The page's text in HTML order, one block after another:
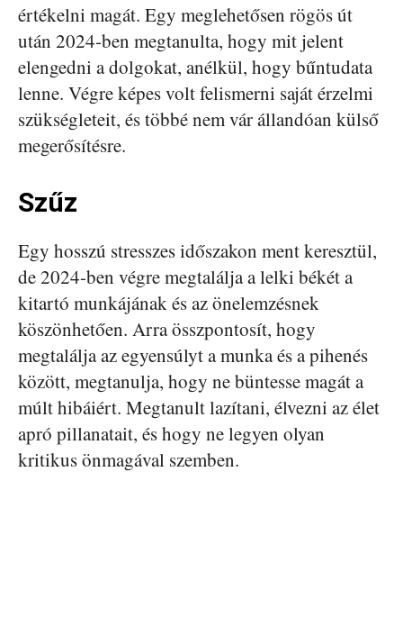
értékelni magát. Egy meglehetősen rögös út
után 2024-ben megtanulta, hogy mit jelent
elengedni a dolgokat, anélkül, hogy bűntudata
lenne. Végre képes volt felismerni saját érzelmi
szükségleteit, és többé nem vár állandóan külső
megerősítésre.
Szűz
Egy hosszú stresszes időszakon ment keresztül,
de 2024-ben végre megtalálja a lelki békét a
kitartó munkájának és az önelemzésnek
köszönhetően. Arra összpontosít, hogy
megtalálja az egyensúlyt a munka és a pihenés
között, megtanulja, hogy ne büntesse magát a
múlt hibáiért. Megtanult lazítani, élvezni az élet
apró pillanatait, és hogy ne legyen olyan
kritikus önmagával szemben.